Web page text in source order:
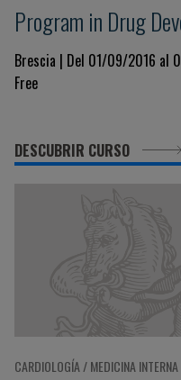
Program in Drug
Brescia | Del 01/09/2016 al
Free
DESCUBRIR CURSO
CARDIOLOGÍA / MEDICINA INTERNA